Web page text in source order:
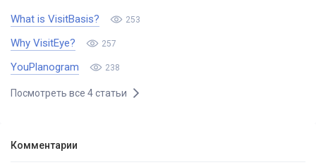
What is VisitBasis? 253
Why VisitEye? 257
YouPlanogram 238
Посмотреть все 4 статьи
Комментарии